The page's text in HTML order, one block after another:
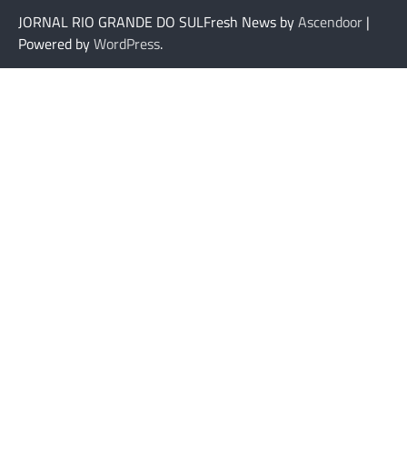
JORNAL RIO GRANDE DO SULFresh News byAscendoor |
Powered byWordPress.